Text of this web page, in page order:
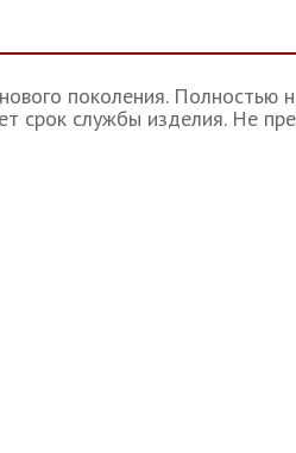
поколения.
срок службы изделия. Не